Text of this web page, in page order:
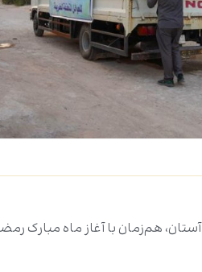
هم‌زمان با آغاز ماه مبارک